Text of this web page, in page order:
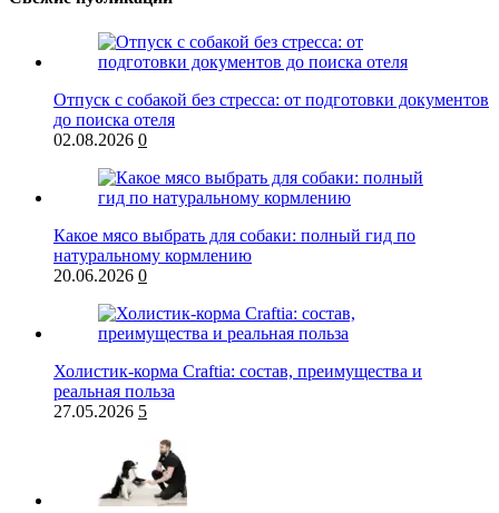
Отпуск с собакой без стресса: от подготовки документов
до поиска отеля
02.08.2026 0
Какое мясо выбрать для собаки: полный гид по
натуральному кормлению
20.06.2026 0
Холистик-корма Craftia: состав, преимущества и
реальная польза
27.05.2026 5